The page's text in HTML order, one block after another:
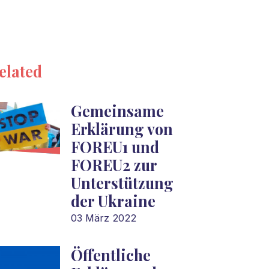
Gemeinsame
Erklärung von
FOREU1 und
FOREU2 zur
Unterstützung
der Ukraine
03 März 2022
Öffentliche